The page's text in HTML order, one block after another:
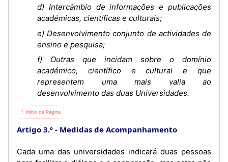
d) Intercâmbio de informações e publicações
académicas, científicas e culturais;
e) Desenvolvimento conjunto de actividades de
ensino e pesquisa;
f) Outras que incidam sobre o domínio
académico, científico e cultural e que
representem uma mais valia ao
desenvolvimento das duas Universidades.
⇡ Início da Página
Artigo 3.º Medidas de Acompanhamento
Cada uma das universidades indicará duas pessoas